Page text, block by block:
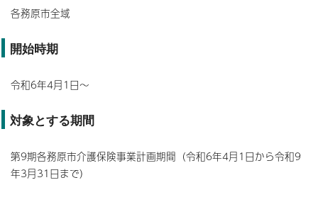
各務原市全域
開始時期
令和6年4月1日～
対象とする期間
第9期各務原市介護保険事業計画期間（令和6年4月1日から令和9
年3月31日まで）